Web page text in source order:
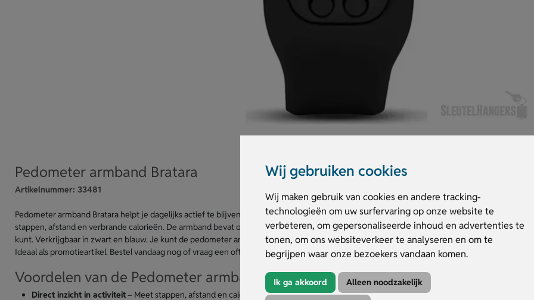
Wij gebruiken cookies
Wij maken gebruik van cookies en andere tracking-
technologieën om uw surfervaring op onze website te
verbeteren, om gepersonaliseerde inhoud en advertenties te
tonen, om ons websiteverkeer te analyseren en om te
begrijpen waar onze bezoekers vandaan komen.
Ik ga akkoord Alleen noodzakelijk
Pedometer armband Bratara
Artikelnummer: 33481
Pedometer armband Bratara helpt je dagelijks actief te blijven en geeft direct inzicht in je beweging. Je profiteert van een duidelijk overzicht
stappen, afstand en verbrande calorieën. De armband bevat ook een klok en wordt geleverd met een AG10 knoopcel batterij, zodat je direct
kunt. Verkrijgbaar in zwart en blauw. Je kunt de pedometer armband Bratara laten bedrukken op het scherm of het bandje voor extra
Ideaal als promotieartikel. Bestel vandaag nog of vraag een offerte aan.
Voordelen van de Pedometer armband Bratara
Direct inzicht in activiteit– Meet stappen, afstand en calorieverbruik in één oogopslag.